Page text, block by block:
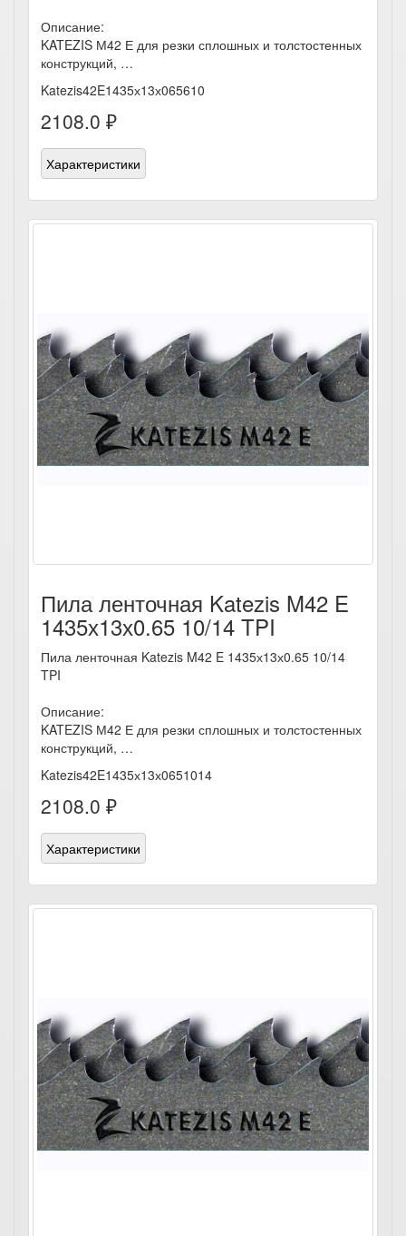
Описание:
KATEZIS М42 Е для резки сплошных и толстостенных
конструкций, …
Katezis42E1435х13х065610
2108.0 ₽
Характеристики
Пила ленточная Katezis M42 E
1435х13х0.65 10/14 TPI
Пила ленточная Katezis M42 E 1435х13х0.65 10/14
TPI
Описание:
KATEZIS М42 Е для резки сплошных и толстостенных
конструкций, …
Katezis42E1435х13х0651014
2108.0 ₽
Характеристики